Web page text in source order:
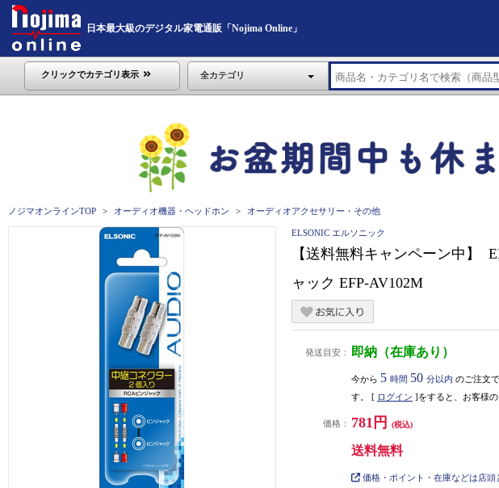
日本最大級のデジタル家電通販「Nojima Online」
クリックでカテゴリ表示 全カテゴリ
ノジマオンラインTOP オーディオ機器・ヘッドホン オーディオアクセサリー・その他
ELSONIC エルソニック
【送料無料キャンペーン中
ャック EFP-AV102M
発送目安： 即納（在庫あり）
今から 5 時間 50 分以内 のご注文
す。 [ ログイン ]をすると、お客様
価格： 781円 (税込)
送料無料
価格・ポイント・在庫などは店頭